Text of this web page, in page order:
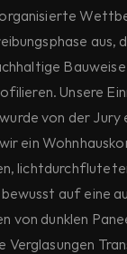
organisierte
aus,
Unsere
von der
ein
auf eine
von dunklen